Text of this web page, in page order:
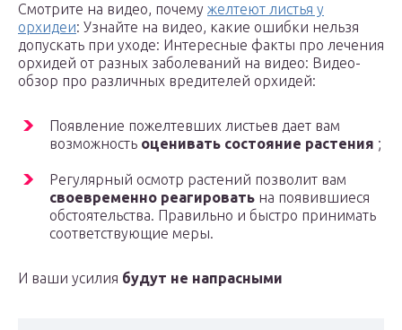
Смотрите на видео, почему желтеют листья у
орхидеи: Узнайте на видео, какие ошибки нельзя
допускать при уходе: Интересные факты про лечения
орхидей от разных заболеваний на видео: Видео-
обзор про различных вредителей орхидей:
Появление пожелтевших листьев дает вам
возможность оценивать состояние растения ;
Регулярный осмотр растений позволит вам
своевременно реагировать на появившиеся
обстоятельства. Правильно и быстро принимать
соответствующие меры.
И ваши усилия будут не напрасными